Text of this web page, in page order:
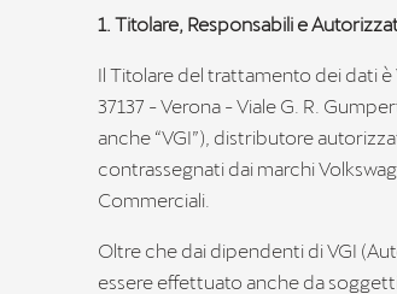
1. Titolare, Responsabili e
Il Titolare del trattamento dei dati è
37137 - Verona - Viale G. R.
anche “VGI”), distributore
contrassegnati dai marchi
Commerciali.
Oltre che dai dipendenti di VGI
essere effettuato anche da